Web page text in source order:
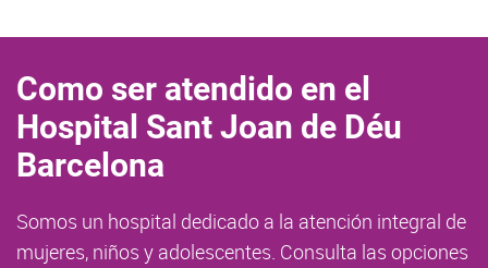
Como ser atendido en el
Hospital Sant Joan de Déu
Barcelona
Somos un hospital dedicado a la atención integral de
mujeres, niños y adolescentes. Consulta las opciones